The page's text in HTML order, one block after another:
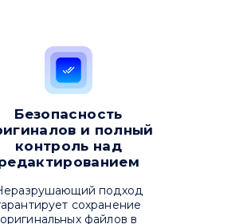
Безопасность
и полный
контроль над
подход
сохранение
оригинальных файлов в